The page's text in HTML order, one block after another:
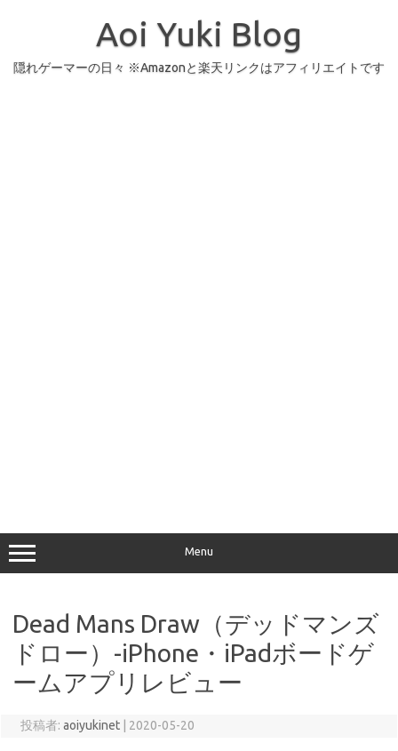
Aoi Yuki Blog
隠れゲーマーの日々 ※Amazonと楽天リンクはアフィリエイトです
Menu
Dead Mans Draw（デッドマンズ
ドロー）-iPhone・iPadボードゲ
ームアプリレビュー
投稿者: aoiyukinet 2020-05-20